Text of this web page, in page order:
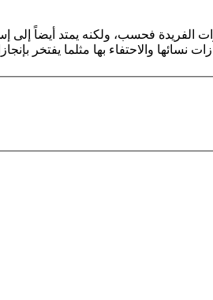
الفريدة فحسب، ولكنه يمتد أيضاً
والاحتفاء بها مثلما يفتخر